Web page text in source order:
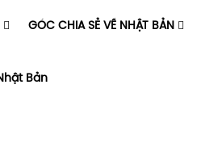
GÓC CHIA SẺ VỀ NHẬT BẢN
Bản